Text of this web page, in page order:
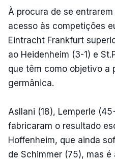
À procura de se
acesso às competições
Eintracht Frankfurt
ao Heidenheim (3-1) e
que têm como objetivo a
germânica.
Asllani (18), Lemperle
fabricaram o resultado
Hoffenheim, que ainda
de Schimmer (75), mas